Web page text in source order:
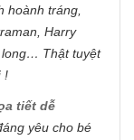
hoành tráng,
Harry
long… Thật tuyệt
!
tiết dễ
yêu cho bé